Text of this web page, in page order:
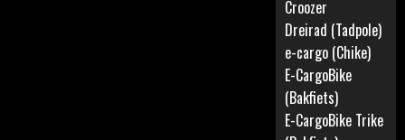
Croozer
Dreirad (Tadpole)
e-cargo (Chike)
E-CargoBike
(Bakfiets)
E-CargoBike Trike